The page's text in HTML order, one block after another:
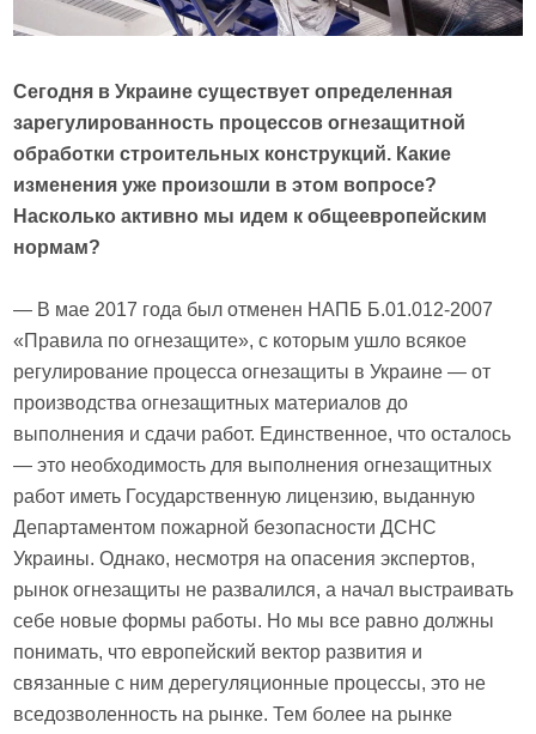
Сегодня в Украине существует определенная
зарегулированность процессов огнезащитной
обработки строительных конструкций. Какие
изменения уже произошли в этом вопросе?
Насколько активно мы идем к общеевропейским
нормам?
— В мае 2017 года был отменен НАПБ Б.01.012-2007
«Правила по огнезащите», с которым ушло всякое
регулирование процесса огнезащиты в Украине — от
производства огнезащитных материалов до
выполнения и сдачи работ. Единственное, что осталось
— это необходимость для выполнения огнезащитных
работ иметь Государственную лицензию, выданную
Департаментом пожарной безопасности ДСНС
Украины. Однако, несмотря на опасения экспертов,
рынок огнезащиты не развалился, а начал выстраивать
себе новые формы работы. Но мы все равно должны
понимать, что европейский вектор развития и
связанные с ним дерегуляционные процессы, это не
вседозволенность на рынке. Тем более на рынке